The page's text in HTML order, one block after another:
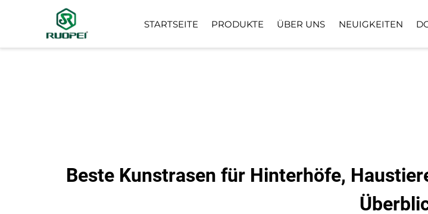
STARTSEITE PRODUKTE ÜBER UNS NEUIGKEITEN
Beste Kunstrasen für Hinterhöfe,